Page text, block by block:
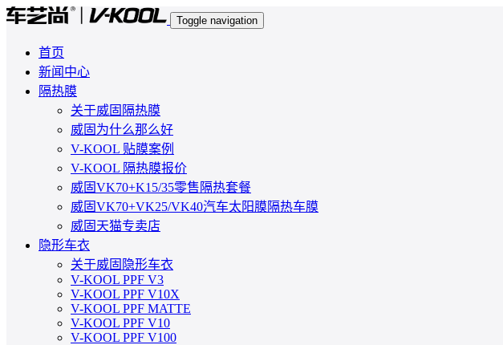
Toggle navigation
首页
新闻中心
隔热膜
关于威固隔热膜
威固为什么那么好
V-KOOL 贴膜案例
V-KOOL 隔热膜报价
威固VK70+K15/35零售隔热套餐
威固VK70+VK25/VK40汽车太阳膜隔热车膜
威固天猫专卖店
隐形车衣
关于威固隐形车衣
V-KOOL PPF V3
V-KOOL PPF V10X
V-KOOL PPF MATTE
V-KOOL PPF V10
V-KOOL PPF V100